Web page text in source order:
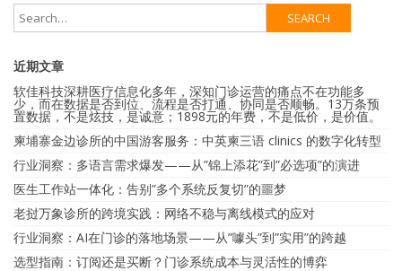
近期文章
软佳科技深耕医疗信息化多年，深知门诊运营的痛点不在功能多
少，而在数据是否到位、流程是否打通、协同是否顺畅。13万条预
置数据，不是炫技，是诚意；1898元的年费，不是低价，是价值。
柬埔寨金边诊所的中国游客服务：中英柬三语 clinics 的数字化转型
行业洞察：多语言需求爆发——从”锦上添花”到”必选项”的演进
医生工作站一体化：告别”多个系统反复切”的噩梦
老挝万象诊所的跨境实践：网络不稳与离线模式的应对
行业洞察：AI在门诊的落地场景——从”噱头”到”实用”的跨越
选型指南：订阅还是买断？门诊系统成本与灵活性的博弈